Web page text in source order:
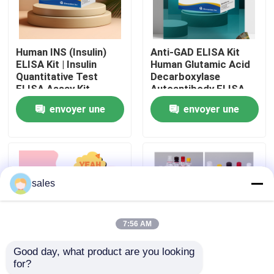
Contrôle qualité
Contactez-nous
Nouvelles
Cas
ELISA Test Kit
Human INS (Insulin)
ELISA Kit | Insulin
Quantitative Test
ELISA Assay Kit,
Sandwich ELISA For
Serum Plasma 96
Tests Laboratory
envoyer une
Anti-GAD ELISA Kit
Human Glutamic Acid
Decarboxylase
Autoantibody ELISA
KiT GAD-Ab / GAD65
Autoantibody Enzyme
Linked
Test Kit
envoyer une
Human Brucella
sales
7:56 AM
Good day, what product are you looking
for?